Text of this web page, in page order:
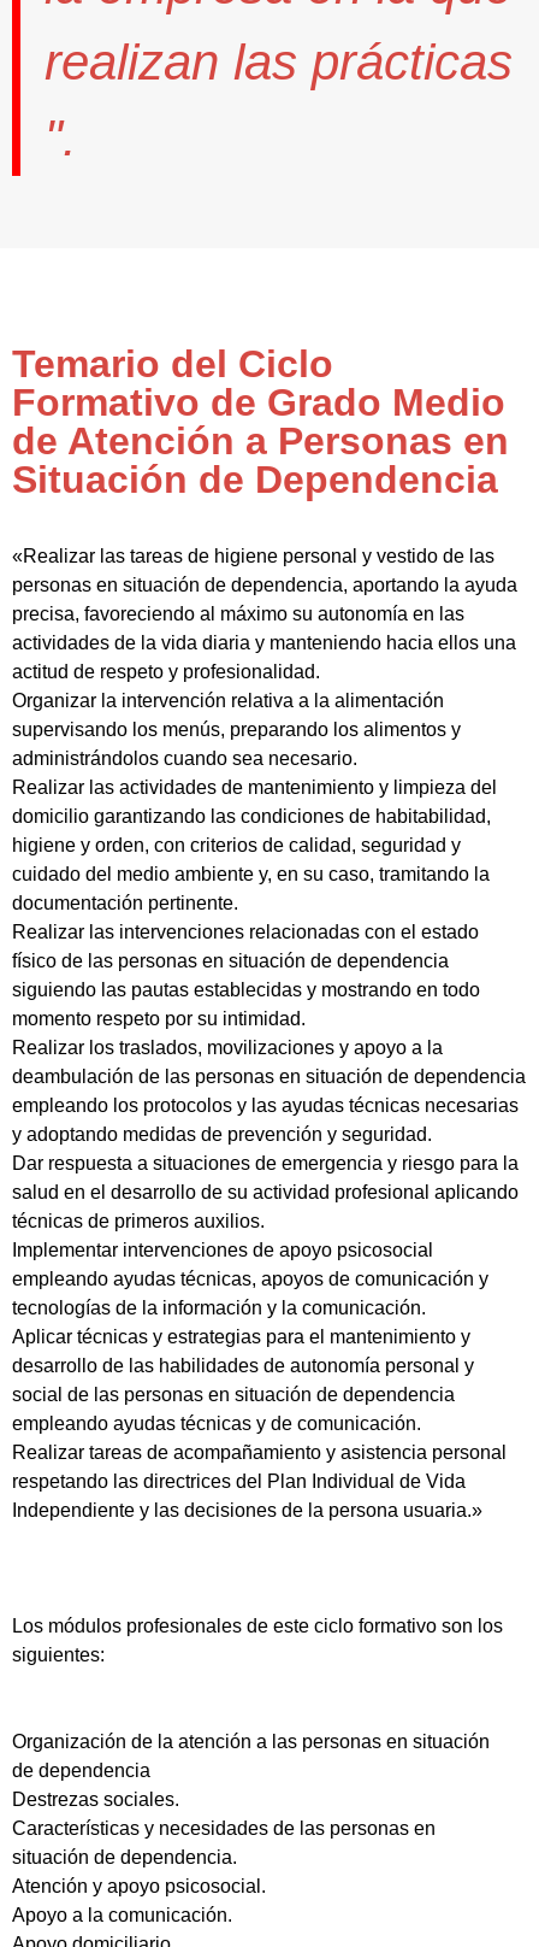
realizan las prácticas
".
Temario del Ciclo
Formativo de Grado Medio
de Atención a Personas en
Situación de Dependencia
«Realizar las tareas de higiene personal y vestido de las
personas en situación de dependencia, aportando la ayuda
precisa, favoreciendo al máximo su autonomía en las
actividades de la vida diaria y manteniendo hacia ellos una
actitud de respeto y profesionalidad.
Organizar la intervención relativa a la alimentación
supervisando los menús, preparando los alimentos y
administrándolos cuando sea necesario.
Realizar las actividades de mantenimiento y limpieza del
domicilio garantizando las condiciones de habitabilidad,
higiene y orden, con criterios de calidad, seguridad y
cuidado del medio ambiente y, en su caso, tramitando la
documentación pertinente.
Realizar las intervenciones relacionadas con el estado
físico de las personas en situación de dependencia
siguiendo las pautas establecidas y mostrando en todo
momento respeto por su intimidad.
Realizar los traslados, movilizaciones y apoyo a la
deambulación de las personas en situación de dependencia
empleando los protocolos y las ayudas técnicas necesarias
y adoptando medidas de prevención y seguridad.
Dar respuesta a situaciones de emergencia y riesgo para la
salud en el desarrollo de su actividad profesional aplicando
técnicas de primeros auxilios.
Implementar intervenciones de apoyo psicosocial
empleando ayudas técnicas, apoyos de comunicación y
tecnologías de la información y la comunicación.
Aplicar técnicas y estrategias para el mantenimiento y
desarrollo de las habilidades de autonomía personal y
social de las personas en situación de dependencia
empleando ayudas técnicas y de comunicación.
Realizar tareas de acompañamiento y asistencia personal
respetando las directrices del Plan Individual de Vida
Independiente y las decisiones de la persona usuaria.»
Los módulos profesionales de este ciclo formativo son los
siguientes:
Organización de la atención a las personas en situación
de dependencia
Destrezas sociales.
Características y necesidades de las personas en
situación de dependencia.
Atención y apoyo psicosocial.
Apoyo a la comunicación.